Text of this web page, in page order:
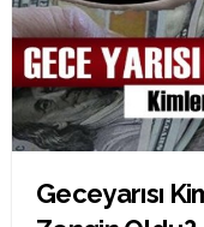
Geceyarısı